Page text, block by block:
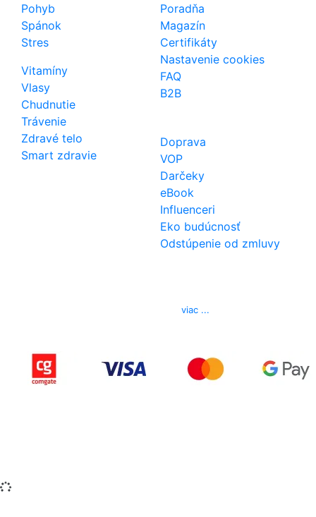
Pohyb
Spánok
Stres
Vitamíny
Vlasy
Chudnutie
Trávenie
Zdravé telo
Smart zdravie
Poradňa
Magazín
Certifikáty
Nastavenie cookies
FAQ
B2B
Doprava
VOP
Darčeky
eBook
Influenceri
Eko budúcnosť
Odstúpenie od zmluvy
viac ...